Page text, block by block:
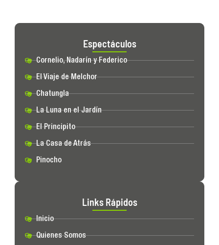
Espectáculos
Cornelio, Nadarín y Federico
El Viaje de Melchor
Chatungla
La Luna en el Jardín
El Principito
La Casa de Atrás
Pinocho
Links Rápidos
Inicio
Quienes Somos